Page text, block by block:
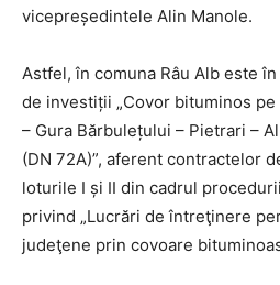
vicepreședintele Alin Manole.
Astfel, în comuna Râu Alb este
de investiții „Covor bituminos pe
– Gura Bărbulețului – Pietrari –
(DN 72A)”, aferent contractelor
loturile I și II din cadrul
privind „Lucrări de întreţinere
judeţene prin covoare